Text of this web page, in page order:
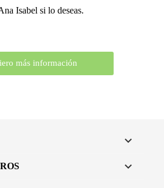
Isabel si lo deseas.
más información

